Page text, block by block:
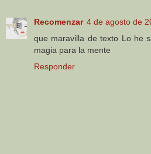
Recomenzar 4 de agosto de
que maravilla de texto Lo he
magia para la mente
Responder